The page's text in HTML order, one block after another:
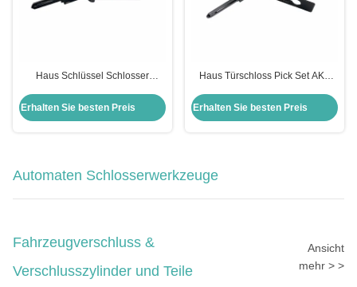
Haus Schlüssel Schlosser
Pick für Yale Türschlösser AKK
Tools
Erhalten Sie besten Preis
Haus Türschloss Pick Set AKK
für Yale Türschlösser
Erhalten Sie besten Preis
Automaten Schlosserwerkzeuge
Fahrzeugverschluss &
Verschlusszylinder und Teile
Ansicht
mehr > >